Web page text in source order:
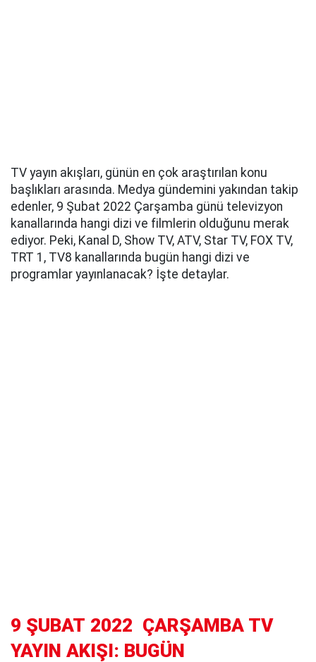
TV yayın akışları, günün en çok araştırılan konu
başlıkları arasında. Medya gündemini yakından takip
edenler, 9 Şubat 2022 Çarşamba günü televizyon
kanallarında hangi dizi ve filmlerin olduğunu merak
ediyor. Peki, Kanal D, Show TV, ATV, Star TV, FOX TV,
TRT 1, TV8 kanallarında bugün hangi dizi ve
programlar yayınlanacak? İşte detaylar.
9 ŞUBAT 2022 ÇARŞAMBA TV
YAYIN AKIŞI: BUGÜN